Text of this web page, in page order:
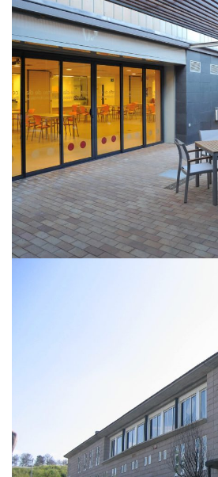
Llar de
Centro